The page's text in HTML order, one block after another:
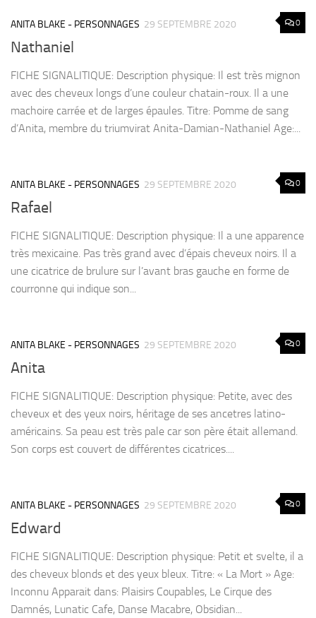
0
ANITA BLAKE - PERSONNAGES 29 SEPTEMBRE 2020
Nathaniel
FICHE SIGNALITIQUE: Description physique: Il est très mignon
avec des cheveux longs d’une couleur chatain-roux. Il a une
machoire carrée et de larges épaules. Titre: Pomme de sang
d’Anita, membre du triumvirat Anita-Damian-Nathaniel Age:...
0
ANITA BLAKE - PERSONNAGES 29 SEPTEMBRE 2020
Rafael
FICHE SIGNALITIQUE: Description physique: Il a une apparence
très mexicaine. Pas très grand avec d’épais cheveux noirs. Il a
une cicatrice de brulure sur l’avant bras gauche en forme de
courronne qui indique son...
0
ANITA BLAKE - PERSONNAGES 29 SEPTEMBRE 2020
Anita
FICHE SIGNALITIQUE: Description physique: Petite, avec des
cheveux et des yeux noirs, héritage de ses ancetres latino-
américains. Sa peau est très pale car son père était allemand.
Son corps est couvert de différentes cicatrices....
0
ANITA BLAKE - PERSONNAGES 29 SEPTEMBRE 2020
Edward
FICHE SIGNALITIQUE: Description physique: Petit et svelte, il a
des cheveux blonds et des yeux bleux. Titre: « La Mort » Age:
Inconnu Apparait dans: Plaisirs Coupables, Le Cirque des
Damnés, Lunatic Cafe, Danse Macabre, Obsidian...